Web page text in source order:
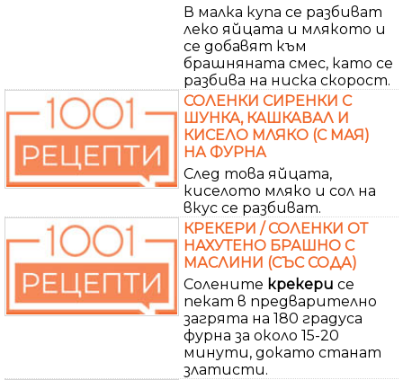
В малка купа се разбиват
леко яйцата и млякото и
се добавят към
брашняната смес, като се
разбива на ниска скорост.
СОЛЕНКИ СИРЕНКИ С
ШУНКА, КАШКАВАЛ И
КИСЕЛО МЛЯКО (С МАЯ)
НА ФУРНА
След това яйцата,
киселото мляко и сол на
вкус се разбиват.
КРЕКЕРИ / СОЛЕНКИ ОТ
НАХУТЕНО БРАШНО С
МАСЛИНИ (СЪС СОДА)
Солените крекери се
пекат в предварително
загрята на 180 градуса
фурна за около 15-20
минути, докато станат
златисти.